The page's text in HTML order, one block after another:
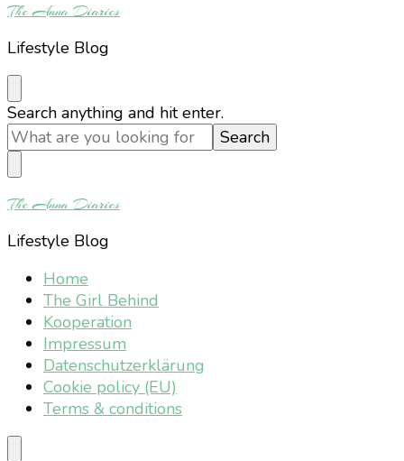
The Anna Diaries
Lifestyle Blog
Looking
for
Something?
Search anything and hit enter.
The Anna Diaries
Lifestyle Blog
Home
The Girl Behind
Kooperation
Impressum
Datenschutzerklärung
Cookie policy (EU)
Terms & conditions